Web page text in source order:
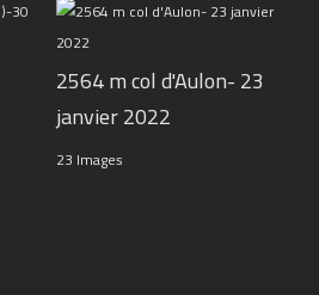
2564 m col d'Aulon- 23
janvier 2022
23 Images